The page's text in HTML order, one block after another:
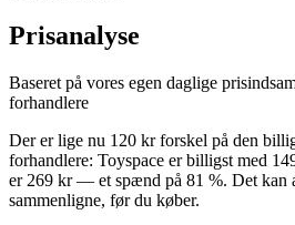
Prisanalyse
Baseret på vores egen daglige
forhandlere
Der er lige nu 120 kr forskel på den
forhandlere: Toyspace er billigst med
er 269 kr — et spænd på 81 %. Det kan
sammenligne, før du køber.